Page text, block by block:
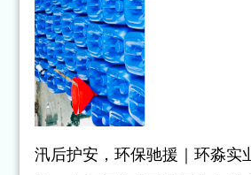
汛后护安，环保驰援｜环淼实